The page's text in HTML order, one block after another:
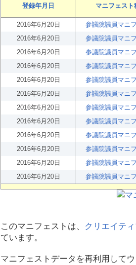
登録年月日 マニフェスト
2016年6月20日
参議院議員マニ
2016年6月20日
参議院議員マニ
2016年6月20日
参議院議員マニ
2016年6月20日
参議院議員マニ
2016年6月20日
参議院議員マニ
2016年6月20日
参議院議員マニ
2016年6月20日
参議院議員マニ
2016年6月20日
参議院議員マニ
2016年6月20日
参議院議員マニ
2016年6月20日
参議院議員マニ
2016年6月20日
参議院議員マニ
2016年6月20日
参議院議員マニ
このマニフェストは、 クリエイテ
ています。
マニフェストデータを再利用して